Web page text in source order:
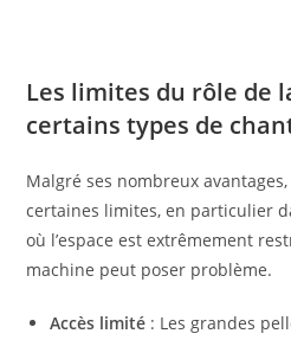
Les limites du rôle de
certains types de
Malgré ses nombreux
certaines limites, en particulier
où l’espace est extrêmement
machine peut poser problème.
Accès limité : Les grandes